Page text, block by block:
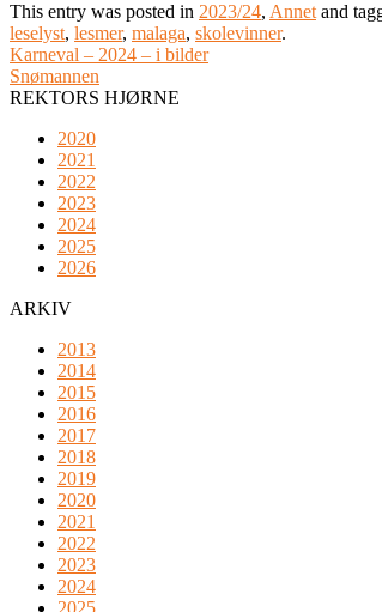
This entry was posted in 2023/24, Annet and
leselyst, lesmer, malaga, skolevinner.
Karneval – 2024 – i bilder
Snømannen
REKTORS HJØRNE
2020
2021
2022
2023
2024
2025
2026
ARKIV
2013
2014
2015
2016
2017
2018
2019
2020
2021
2022
2023
2024